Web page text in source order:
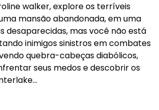
walker, explore os terríveis
mansão abandonada, em uma
desaparecidas, mas você não está
inimigos sinistros em combates
quebra-cabeças diabólicos,
seus medos e descobrir os